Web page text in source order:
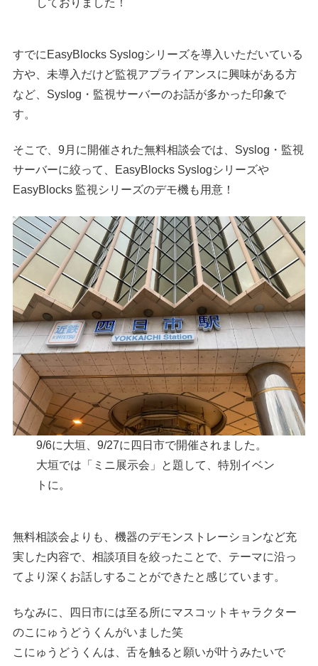
しておりました！
すでにEasyBlocks Syslogシリーズを導入いただいている
方や、未導入だけど監視アプライアンスに興味がある方
など、Syslog・監視サーバーのお話が多かった印象で
す。
そこで、9月に開催された無料相談会では、Syslog・監視
サーバーに絞って、EasyBlocks Syslogシリーズや
EasyBlocks 監視シリーズのデモ機も用意！
9/6に大垣、9/27に四日市で開催されました。
大垣では「ミニ展示会」と題して、特別イベン
トに。
無料相談会よりも、機器のデモンストレーションなど充
実した内容で、相談項目を絞ったことで、テーマに沿っ
てより深くお話しすることができたと感じています。
ちなみに、四日市には至る所にマスコットキャラクター
のこにゅうどうくんがいました笑
こにゅうどうくんは、舌を触ると願いが叶うみたいで